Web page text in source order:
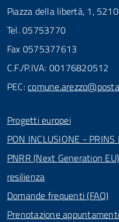
Piazza della libertà, 1,
Tel. 05753770
Fax 0575377613
C.F./P.IVA: 00176820512
PEC:
Progetti europei
PON INCLUSIONE -
PNRR (Next Generation
resilienza
Domande frequenti (FAQ)
Prenotazione